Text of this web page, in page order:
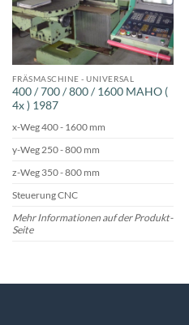
FRÄSMASCHINE - UNIVERSAL
400 / 700 / 800 / 1600 MAHO (
4x ) 1987
x-Weg 400 - 1600 mm
y-Weg 250 - 800 mm
z-Weg 350 - 800 mm
Steuerung CNC
Mehr Informationen auf der Produkt-
Seite